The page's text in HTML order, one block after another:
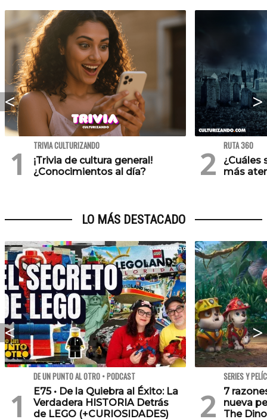
TRIVIA CULTURIZANDO
¡Trivia de cultura general!
¿Conocimientos al día?
RUTA 360
¿Cuáles
más
LO MÁS DESTACADO
DE UN PUNTO AL OTRO • PODCAST
E75 • De la Quiebra al Éxito: La
Verdadera HISTORIA Detrás
de LEGO (+CURIOSIDADES)
SERIES Y
7
nueva
The